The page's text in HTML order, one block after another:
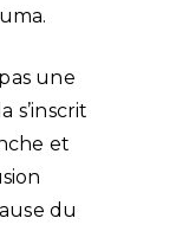
une
s’inscrit
et
du